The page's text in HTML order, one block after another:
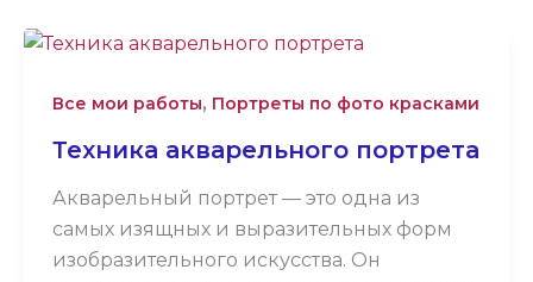
Все мои работы, Портреты по фото красками
Техника акварельного портрета
Акварельный портрет — это одна из
самых изящных и выразительных форм
изобразительного искусства. Он
Техника
портрета